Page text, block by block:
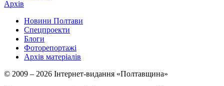
Архів
Новини Полтави
Спецпроекти
Блоги
Фоторепортажі
Архів матеріалів
© 2009 – 2026 Інтернет-видання «Полтавщина»